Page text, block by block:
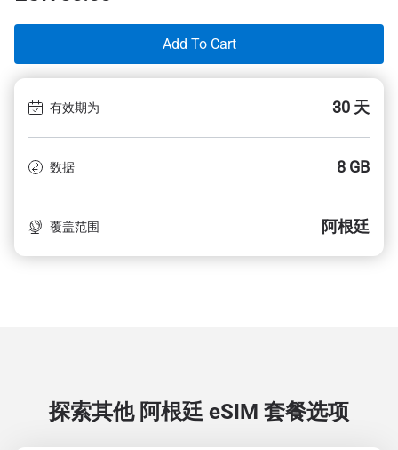
Add To Cart
有效期为 30 天
数据 8 GB
覆盖范围 阿根廷
探索其他 阿根廷 eSIM 套餐选项